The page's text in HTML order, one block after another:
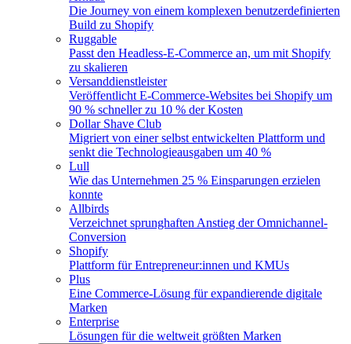
Die Journey von einem komplexen benutzerdefinierten
Build zu Shopify
Ruggable
Passt den Headless-E-Commerce an, um mit Shopify
zu skalieren
Versanddienstleister
Veröffentlicht E-Commerce-Websites bei Shopify um
90 % schneller zu 10 % der Kosten
Dollar Shave Club
Migriert von einer selbst entwickelten Plattform und
senkt die Technologieausgaben um 40 %
Lull
Wie das Unternehmen 25 % Einsparungen erzielen
konnte
Allbirds
Verzeichnet sprunghaften Anstieg der Omnichannel-
Conversion
Shopify
Plattform für Entrepreneur:innen und KMUs
Plus
Eine Commerce-Lösung für expandierende digitale
Marken
Enterprise
Lösungen für die weltweit größten Marken